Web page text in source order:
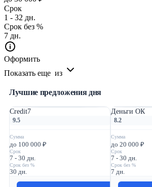
Срок
1 - 32 дн.
Срок без %
7 дн.
Оформить
Показать еще из
Лучшие предложения дня
Credit7
9.5
Сумма
до 100 000 ₽
Срок
7 - 30 дн.
Срок без %
30 дн.
Деньги ОК
8.2
Сумма
до 20 000 ₽
Срок
7 - 30 дн.
Срок без %
7 дн.